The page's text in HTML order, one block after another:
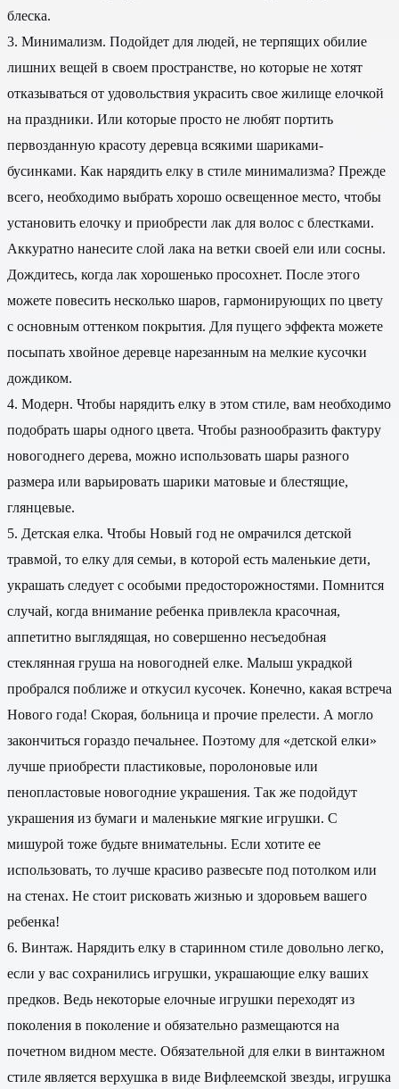
блеска.
3. Минимализм. Подойдет для людей, не терпящих обилие
лишних вещей в своем пространстве, но которые не хотят
отказываться от удовольствия украсить свое жилище елочкой
на праздники. Или которые просто не любят портить
первозданную красоту деревца всякими шариками-
бусинками. Как нарядить елку в стиле минимализма? Прежде
всего, необходимо выбрать хорошо освещенное место, чтобы
установить елочку и приобрести лак для волос с блестками.
Аккуратно нанесите слой лака на ветки своей ели или сосны.
Дождитесь, когда лак хорошенько просохнет. После этого
можете повесить несколько шаров, гармонирующих по цвету
с основным оттенком покрытия. Для пущего эффекта можете
посыпать хвойное деревце нарезанным на мелкие кусочки
дождиком.
4. Модерн. Чтобы нарядить елку в этом стиле, вам необходимо
подобрать шары одного цвета. Чтобы разнообразить фактуру
новогоднего дерева, можно использовать шары разного
размера или варьировать шарики матовые и блестящие,
глянцевые.
5. Детская елка. Чтобы Новый год не омрачился детской
травмой, то елку для семьи, в которой есть маленькие дети,
украшать следует с особыми предосторожностями. Помнится
случай, когда внимание ребенка привлекла красочная,
аппетитно выглядящая, но совершенно несъедобная
стеклянная груша на новогодней елке. Малыш украдкой
пробрался поближе и откусил кусочек. Конечно, какая встреча
Нового года! Скорая, больница и прочие прелести. А могло
закончиться гораздо печальнее. Поэтому для «детской елки»
лучше приобрести пластиковые, поролоновые или
пенопластовые новогодние украшения. Так же подойдут
украшения из бумаги и маленькие мягкие игрушки. С
мишурой тоже будьте внимательны. Если хотите ее
использовать, то лучше красиво развесьте под потолком или
на стенах. Не стоит рисковать жизнью и здоровьем вашего
ребенка!
6. Винтаж. Нарядить елку в старинном стиле довольно легко,
если у вас сохранились игрушки, украшающие елку ваших
предков. Ведь некоторые елочные игрушки переходят из
поколения в поколение и обязательно размещаются на
почетном видном месте. Обязательной для елки в винтажном
стиле является верхушка в виде Вифлеемской звезды, игрушка